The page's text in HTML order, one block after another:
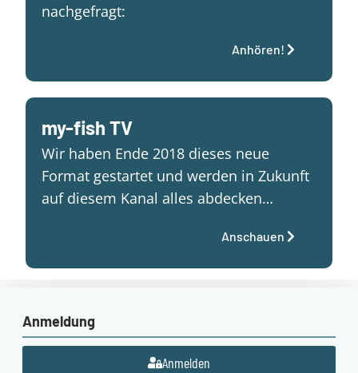
nachgefragt:
Anhören!
my-fish TV
Wir haben Ende 2018 dieses neue
Format gestartet und werden in Zukunft
auf diesem Kanal alles abdecken…
Anschauen
Anmeldung
Anmelden